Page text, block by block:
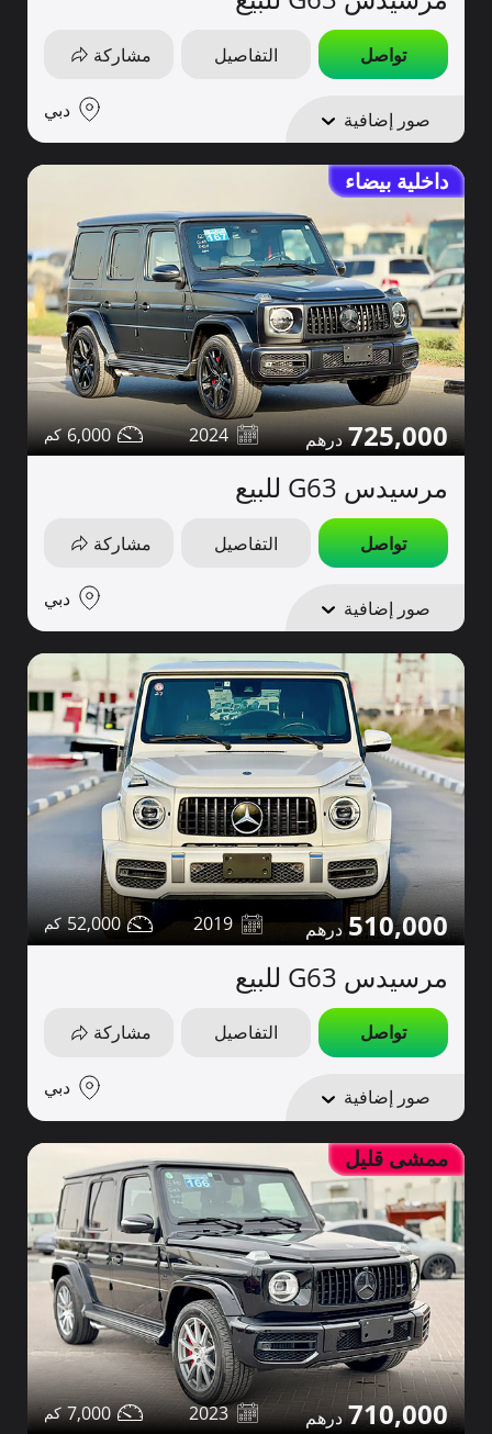
تواصل التفاصيل مشاركة
صور إضافية دبي
داخلية بيضاء
725,000
2024
6,000
مرسيدس G63 للبيع
تواصل التفاصيل مشاركة
صور إضافية دبي
510,000
2019
52,000
مرسيدس G63 للبيع
تواصل التفاصيل مشاركة
صور إضافية دبي
ممشى قليل
710,000
2023
7,000